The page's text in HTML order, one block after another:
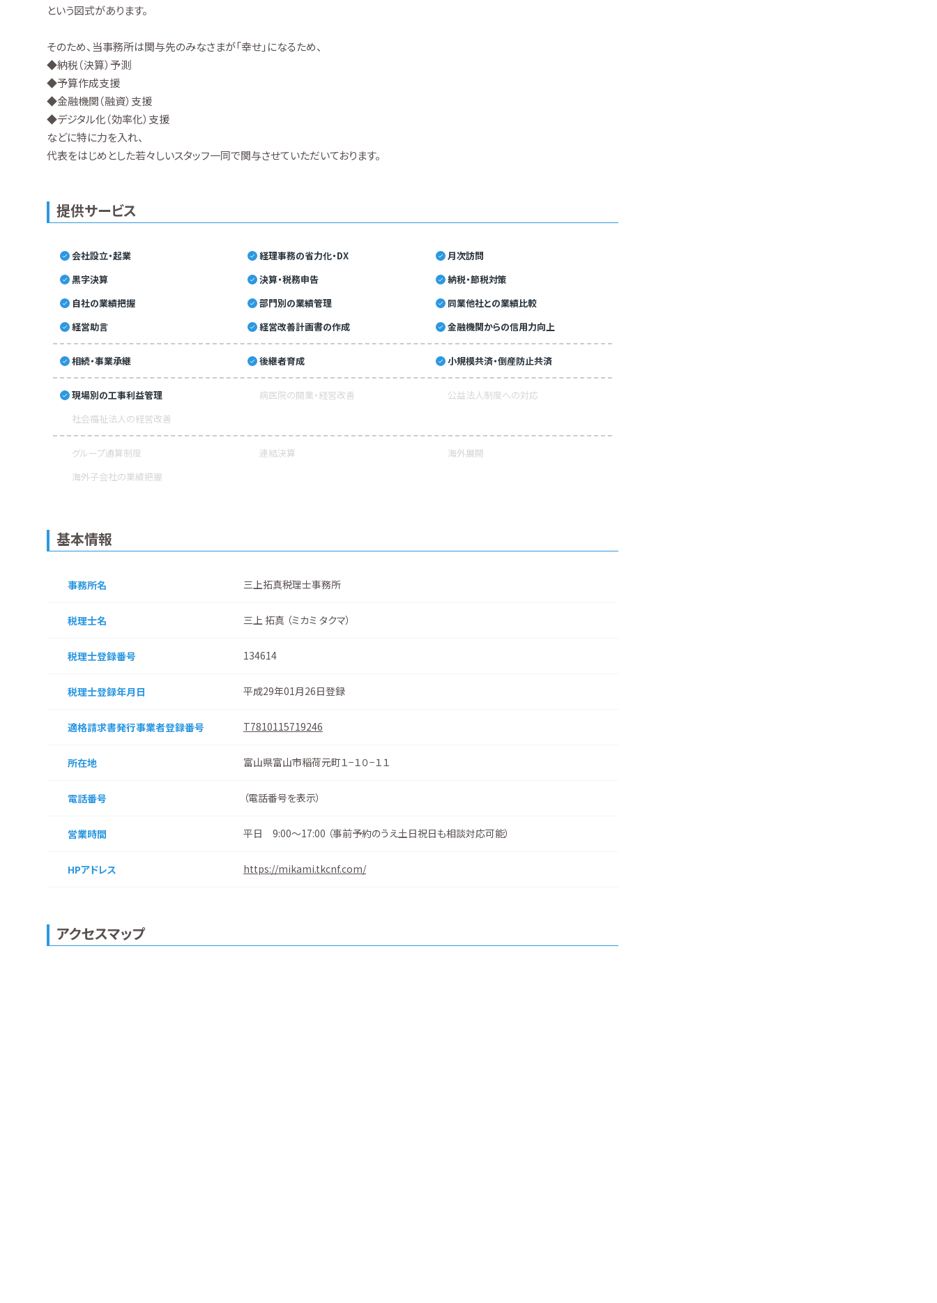
という図式があります。
そのため、当事務所は関与先のみなさまが「幸せ」になるため、
◆納税（決算）予測
◆予算作成支援
◆金融機関（融資）支援
◆デジタル化（効率化）支援
などに特に力を入れ、
代表をはじめとした若々しいスタッフ一同で関与させていただいております。
提供サービス
会社設立・起業 経理事務の省力化・DX
月次訪問
黒字決算
決算・税務申告
納税・節税対策
自社の業績把握
部門別の業績管理
同業他社との業績比較
経営助言
経営改善計画書の作成 金融機関からの信用力向上
相続・事業承継 後継者育成 小規模共済・倒産防止共済
現場別の工事利益管理 病医院の開業・経営改善
公益法人制度への対応
社会福祉法人の経営改善
グループ通算制度 連結決算
海外展開
海外子会社の業績把握
基本情報
事務所名 三上拓真税理士事務所
税理士名 三上 拓真 （ミカミ タクマ）
税理士登録番号 134614
税理士登録年月日 平成29年01月26日登録
適格請求書発行事業者登録番号 T7810115719246
所在地 富山県富山市稲荷元町１−１０−１１
電話番号 （電話番号を表示）
営業時間 平日 9:00～17:00 （事前予約のうえ土日祝日も相談対応可能）
HPアドレス https://mikami.tkcnf.com/
アクセスマップ